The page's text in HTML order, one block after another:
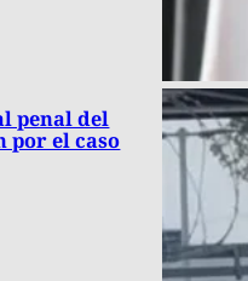
penal del
por el caso